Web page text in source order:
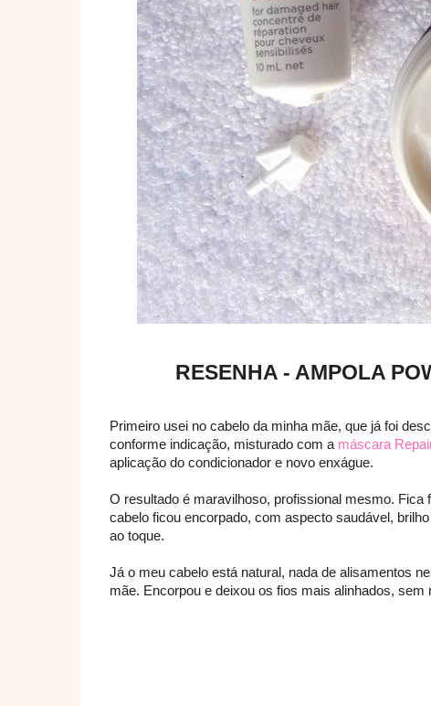
RESENHA - AMPOLA
Primeiro usei no cabelo da minha mãe, que já foi
conforme indicação, misturado com a máscara
aplicação do condicionador e novo enxágue.
O resultado é maravilhoso, profissional mesmo.
cabelo ficou encorpado, com aspecto saudável,
ao toque.
Já o meu cabelo está natural, nada de alisamentos
mãe. Encorpou e deixou os fios mais alinhados, sem